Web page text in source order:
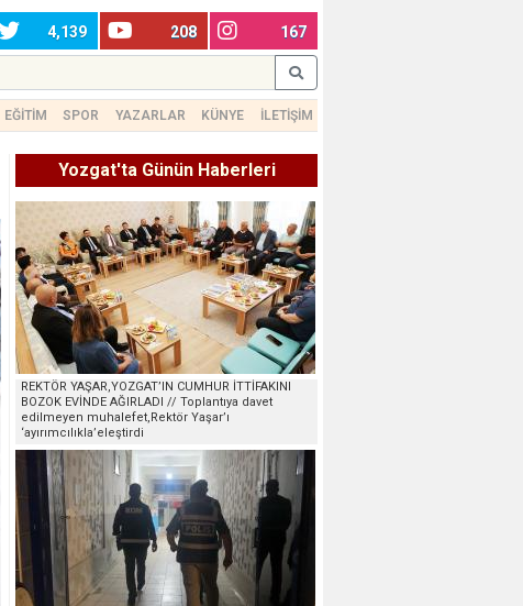
4,139 208 167
EĞİTİM SPOR YAZARLAR KÜNYE İLETİŞİM
Yozgat'ta Günün Haberleri
REKTÖR YAŞAR,YOZGAT’IN CUMHUR İTTİFAKINI
BOZOK EVİNDE AĞIRLADI // Toplantıya davet
edilmeyen muhalefet,Rektör Yaşar’ı
‘ayırımcılıkla’eleştirdi